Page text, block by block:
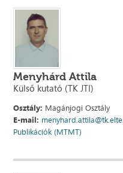
Menyhárd Attila
Külső kutató (TK JTI)
Osztály: Magánjogi Osztály
E-mail:
Publikációk (MTMT)